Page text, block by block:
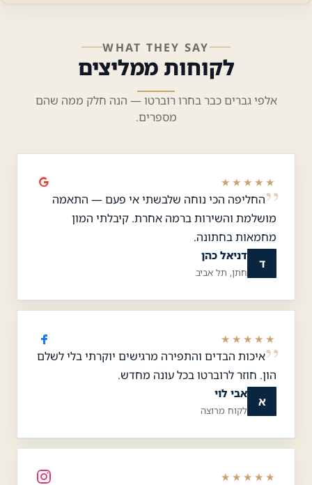
WHAT THEY SAY
לקוחות ממליצים
אלפי גברים כבר בחרו רוברטו — הנה חלק ממה שהם
מספרים.
★★★★★
החליפה הכי נוחה שלבשתי אי פעם — התאמה
מושלמת והשירות ברמה אחרת. קיבלתי המון
מחמאות בחתונה.
ד
דניאל כהן
חתן, תל אביב
★★★★★
איכות הבדים והתפירה מרגישים יוקרתי בלי לשלם
הון. חוזר לרוברטו בכל עונה מחדש.
א
אבי לוי
לקוח מרוצה
★★★★★